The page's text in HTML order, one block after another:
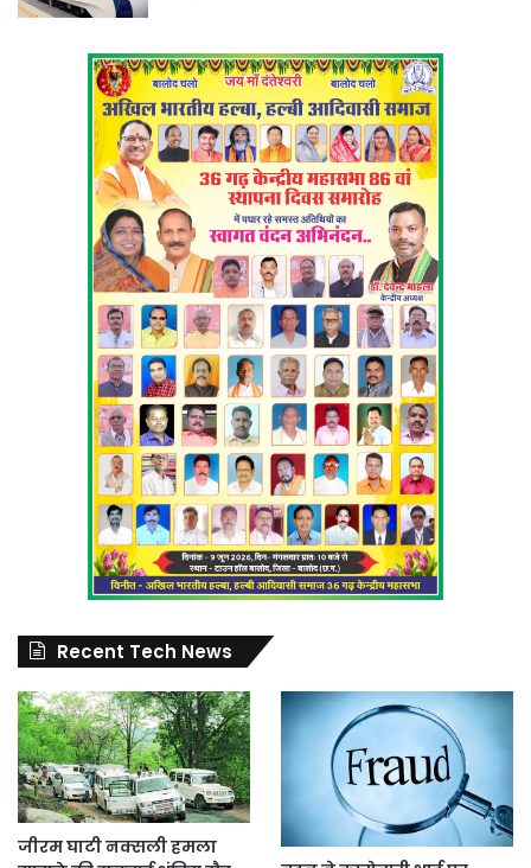
Recent Tech News
जीरम घाटी नक्सली हमला